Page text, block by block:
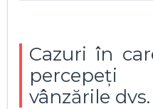
Cazuri în
vânzările dvs.